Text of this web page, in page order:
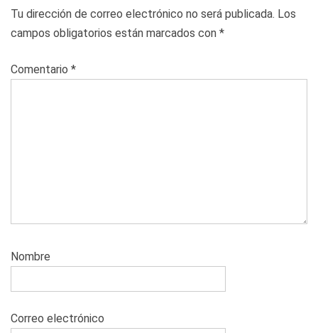
Tu dirección de correo electrónico no será publicada. Los
campos obligatorios están marcados con *
Comentario *
Nombre
Correo electrónico